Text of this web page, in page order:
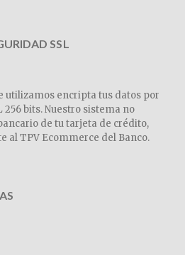
SSL
utilizamos encripta tus datos por
bits. Nuestro sistema no
de tu tarjeta de crédito,
al TPV Ecommerce del Banco.